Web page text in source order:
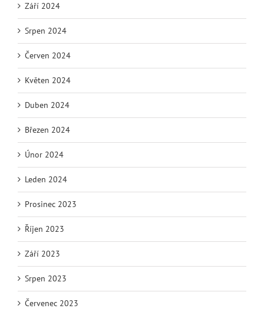
Září 2024
Srpen 2024
Červen 2024
Květen 2024
Duben 2024
Březen 2024
Únor 2024
Leden 2024
Prosinec 2023
Říjen 2023
Září 2023
Srpen 2023
Červenec 2023